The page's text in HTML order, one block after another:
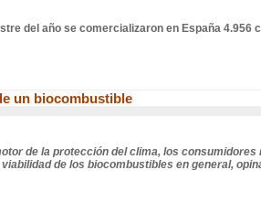
del año se comercializaron en España 4.956
un biocombustible
de la protección del clima, los
de los biocombustibles en general,